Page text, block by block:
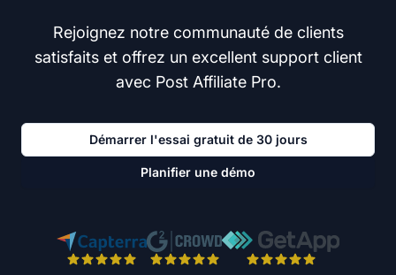
Rejoignez notre communauté de clients
satisfaits et offrez un excellent support client
avec Post Affiliate Pro.
Démarrer l'essai gratuit de 30 jours
Planifier une démo